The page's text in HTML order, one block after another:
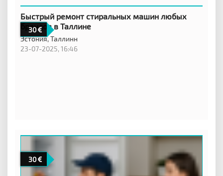
30
Быстрый ремонт стиральных машин любых
брендов в Таллине
Эстония,Таллинн
23-07-2025, 16:46
30